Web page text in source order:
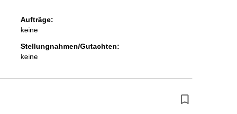
Aufträge:
keine
Stellungnahmen/Gutachten:
keine